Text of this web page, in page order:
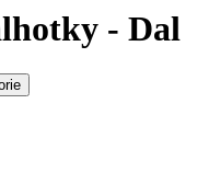
- Dal